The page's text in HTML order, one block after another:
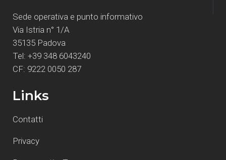
Sede operativa e punto informativo
Via Istria n° 1/A
35135 Padova
Tel: +39 348 6043240
CF: 9222 0050 287
Links
Contatti
Privacy